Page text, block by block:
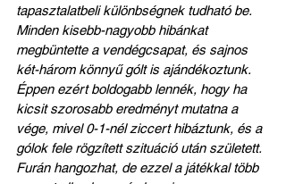
tapasztalatbeli különbségnek tudható be.
Minden kisebb-nagyobb hibánkat
megbüntette a vendégcsapat, és sajnos
két-három könnyű gólt is ajándékoztunk.
Éppen ezért boldogabb lennék, hogy ha
kicsit szorosabb eredményt mutatna a
vége, mivel 0-1-nél ziccert hibáztunk, és a
gólok fele rögzített szituáció után született.
Furán hangozhat, de ezzel a játékkal több